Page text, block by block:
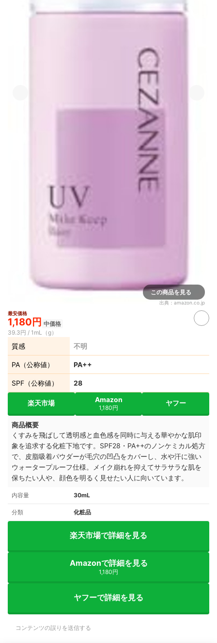
この商品を見る
出典： amazon.co.jp
最安価格
1,180円 中価格
39.3円 / 1mL（g）
質感 不明
PA（公称値） PA++
SPF（公称値） 28
楽天市場 Amazon
1,180円
ヤフー
商品概要
くすみを飛ばして透明感と血色感を同時に与える華やかな肌印
象を追求する化粧下地です。SPF28・PA++のノンケミカル処方
で、皮脂吸着パウダーが毛穴の凹凸をカバーし、水や汗に強い
ウォータープルーフ仕様。メイク崩れを抑えてサラサラな肌を
保ちたい人や、顔色を明るく見せたい人に向いています。
内容量 30mL
分類 化粧品
楽天市場で詳細を見る
Amazonで詳細を見る
1,180円
ヤフーで詳細を見る
コンテンツの誤りを送信する